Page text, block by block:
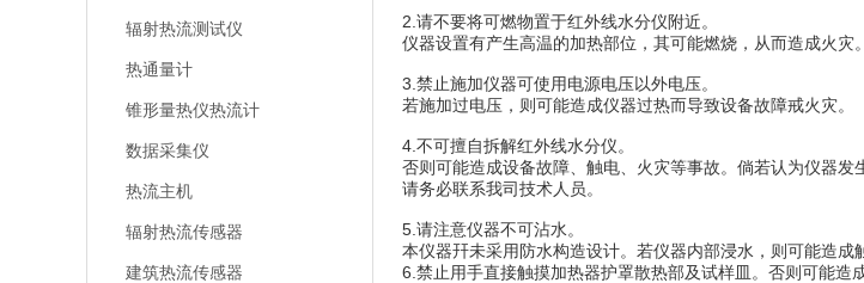
辐射热流测试仪
热通量计
锥形量热仪热流计
数据采集仪
热流主机
辐射热流传感器
建筑热流传感器
2.请不要将可燃物置于红外线水分仪附近。
仪器设置有产生高温的加热部位，其可能燃烧，从而造成火灾。
3.禁止施加仪器可使用电源电压以外电压。
若施加过电压，则可能造成仪器过热而导致设备故障戒火灾。
4.不可擅自拆解红外线水分仪。
否则可能造成设备故障、触电、火灾等事故。倘若认为仪器发
请务必联系我司技术人员。
5.请注意仪器不可沾水。
本仪器幵未采用防水构造设计。若仪器内部浸水，则可能造成
6.禁止用手直接触摸加热器护罩散热部及试样皿。否则可能造成